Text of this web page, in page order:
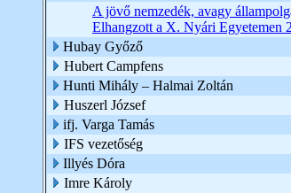
A jövő nemzedék, avagy
Elhangzott a X. Nyári Egyetemen
Hubay Győző
Hubert Campfens
Hunti Mihály – Halmai Zoltán
Huszerl József
ifj. Varga Tamás
IFS vezetőség
Illyés Dóra
Imre Károly